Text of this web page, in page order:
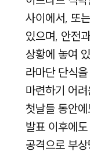
사이에서, 또
있으며, 안전
상황에 놓여
라마단 단식
마련하기 어
첫날들 동안
발표 이후에
공격으로 부